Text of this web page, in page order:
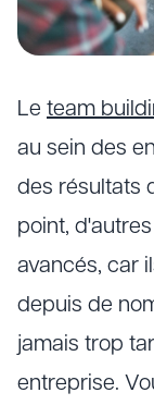
Le team
au sein des
des résultats
point,
avancés, car
depuis de
jamais trop
entreprise.